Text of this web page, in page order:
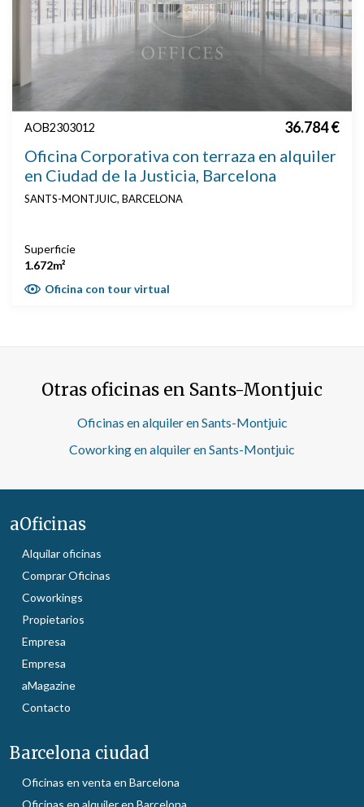
AOB2303012 36.784 €
Oficina Corporativa con terraza en alquiler
en Ciudad de la Justicia, Barcelona
SANTS-MONTJUIC, BARCELONA
Superficie
1.672m²
Oficina con tour virtual
Otras oficinas en Sants-Montjuic
Oficinas en alquiler en Sants-Montjuic
Coworking en alquiler en Sants-Montjuic
aOficinas
Alquilar oficinas
Comprar Oficinas
Coworkings
Propietarios
Empresa
Empresa
aMagazine
Contacto
Barcelona ciudad
Oficinas en venta en Barcelona
Oficinas en alquiler en Barcelona